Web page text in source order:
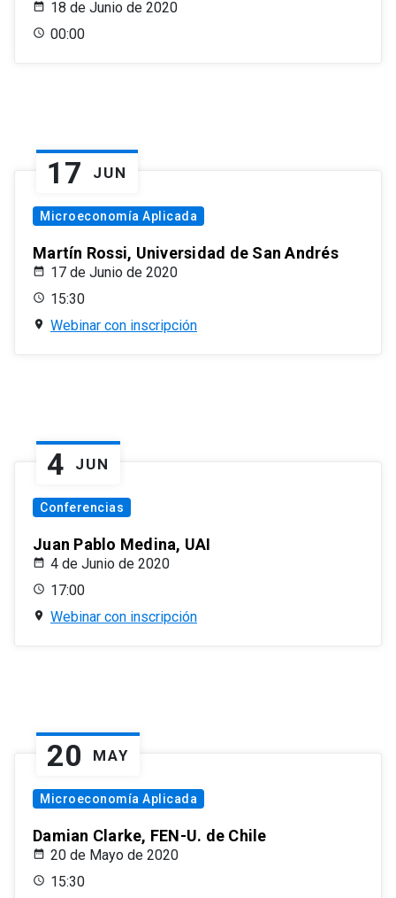
18 de Junio de 2020
00:00
17 JUN
Microeconomía Aplicada
Martín Rossi, Universidad de San Andrés
17 de Junio de 2020
15:30
Webinar con inscripción
4 JUN
Conferencias
Juan Pablo Medina, UAI
4 de Junio de 2020
17:00
Webinar con inscripción
20 MAY
Microeconomía Aplicada
Damian Clarke, FEN-U. de Chile
20 de Mayo de 2020
15:30